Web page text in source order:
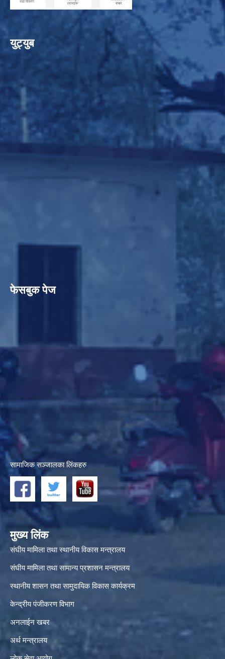
युट्युब
फेसबुक पेज
सामाजिक सञ्जालका लिंकहरु
मुख्य लिंक
संघीय मामिला तथा स्थानीय विकास मन्त्रालय
संघीय मामिला तथा सामान्य प्रशासन मन्त्रालय
स्थानीय शासन तथा सामुदायिक विकास कार्यक्रम
केन्द्रीय पंजीकरण विभाग
अनलाईन खबर
अर्थ मन्त्रालय